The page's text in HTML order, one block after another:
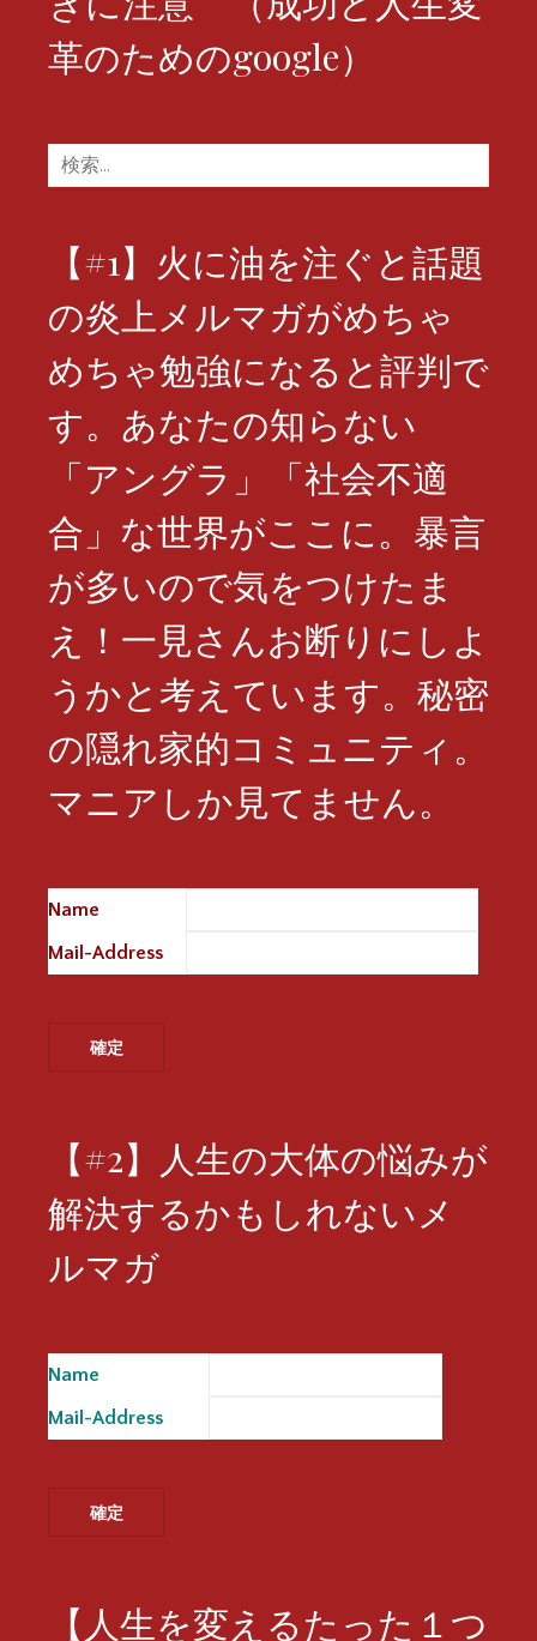
革のためのgoogle）
検
索:
【#1】火に油を注ぐと話題
の炎上メルマガがめちゃ
めちゃ勉強になると評判で
す。あなたの知らない
「アングラ」「社会不適
合」な世界がここに。暴言
が多いので気をつけたま
え！一見さんお断りにしよ
うかと考えています。秘密
の隠れ家的コミュニティ。
マニアしか見てません。
Name
Mail-Address
【#2】人生の大体の悩みが
解決するかもしれないメ
ルマガ
Name
Mail-Address
【人生を変えるたった１つ